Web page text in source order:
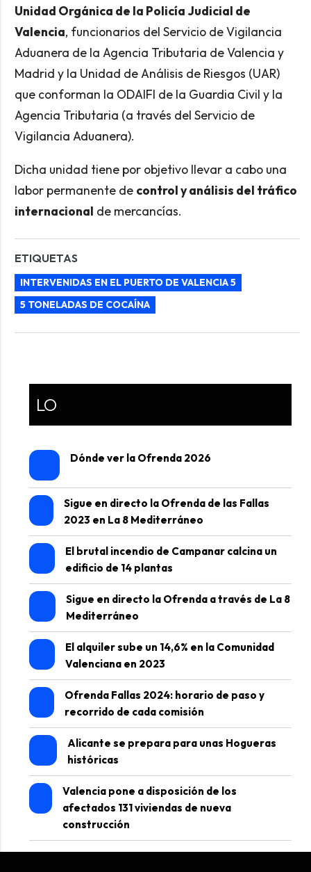
Unidad Orgánica de la Policía Judicial de
Valencia, funcionarios del Servicio de Vigilancia
Aduanera de la Agencia Tributaria de Valencia y
Madrid y la Unidad de Análisis de Riesgos (UAR)
que conforman la ODAIFI de la Guardia Civil y la
Agencia Tributaria (a través del Servicio de
Vigilancia Aduanera).
Dicha unidad tiene por objetivo llevar a cabo una
labor permanente de control y análisis del tráfico
internacional de mercancías.
ETIQUETAS
INTERVENIDAS EN EL PUERTO DE VALENCIA 5
5 TONELADAS DE COCAÍNA
LO
Dónde ver la Ofrenda 2026
Sigue en directo la Ofrenda de las Fallas
2023 en La 8 Mediterráneo
El brutal incendio de Campanar calcina un
edificio de 14 plantas
Sigue en directo la Ofrenda a través de La 8
Mediterráneo
El alquiler sube un 14,6% en la Comunidad
Valenciana en 2023
Ofrenda Fallas 2024: horario de paso y
recorrido de cada comisión
Alicante se prepara para unas Hogueras
históricas
Valencia pone a disposición de los
afectados 131 viviendas de nueva
construcción